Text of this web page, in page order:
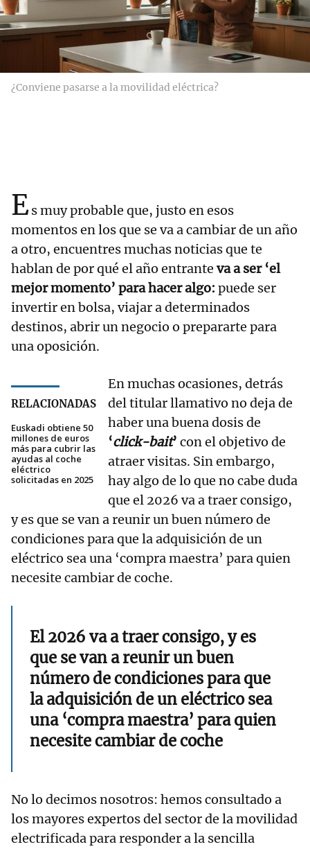
¿Conviene pasarse a la movilidad eléctrica?
Es muy probable que, justo en esos
momentos en los que se va a cambiar de un año
a otro, encuentres muchas noticias que te
hablan de por qué el año entrante va a ser ‘el
mejor momento’ para hacer algo: puede ser
invertir en bolsa, viajar a determinados
destinos, abrir un negocio o prepararte para
una oposición.
RELACIONADAS
Euskadi obtiene 50
millones de euros
más para cubrir las
ayudas al coche
eléctrico
solicitadas en 2025
En muchas ocasiones, detrás
del titular llamativo no deja de
haber una buena dosis de
‘click-bait’ con el objetivo de
atraer visitas. Sin embargo,
hay algo de lo que no cabe duda
que el 2026 va a traer consigo,
y es que se van a reunir un buen número de
condiciones para que la adquisición de un
eléctrico sea una ‘compra maestra’ para quien
necesite cambiar de coche.
El 2026 va a traer consigo, y es
que se van a reunir un buen
número de condiciones para que
la adquisición de un eléctrico sea
una ‘compra maestra’ para quien
necesite cambiar de coche
No lo decimos nosotros: hemos consultado a
los mayores expertos del sector de la movilidad
electrificada para responder a la sencilla